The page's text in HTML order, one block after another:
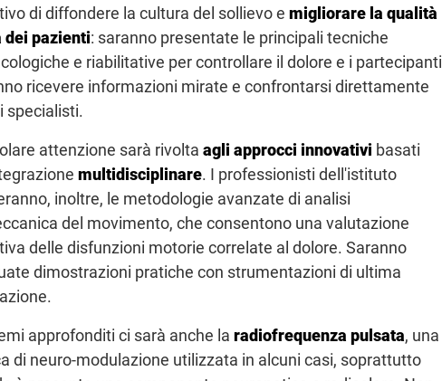
di diffondere la cultura del sollievo e migliorare la qualità
dei pazienti: saranno presentate le principali tecniche
e riabilitative per controllare il dolore e i partecipanti
ricevere informazioni mirate e confrontarsi direttamente
specialisti.
attenzione sarà rivolta agli approcci innovativi basati
multidisciplinare. I professionisti dell'istituto
inoltre, le metodologie avanzate di analisi
del movimento, che consentono una valutazione
delle disfunzioni motorie correlate al dolore. Saranno
dimostrazioni pratiche con strumentazioni di ultima
approfonditi ci sarà anche la radiofrequenza pulsata, una
di neuro-modulazione utilizzata in alcuni casi, soprattutto